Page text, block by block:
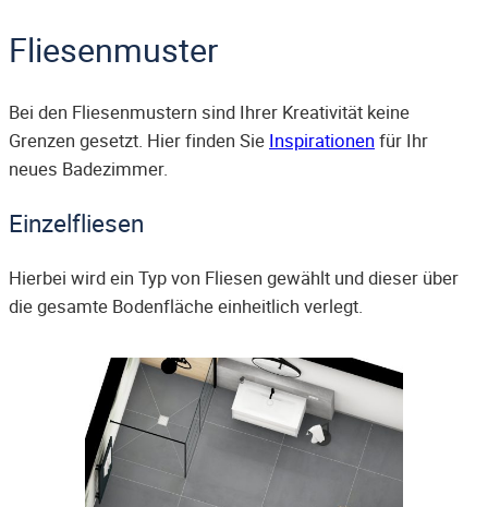
Fliesenmuster
Bei den Fliesenmustern sind Ihrer Kreativität keine
Grenzen gesetzt. Hier finden Sie Inspirationen für Ihr
neues Badezimmer.
Einzelfliesen
Hierbei wird ein Typ von Fliesen gewählt und dieser über
die gesamte Bodenfläche einheitlich verlegt.